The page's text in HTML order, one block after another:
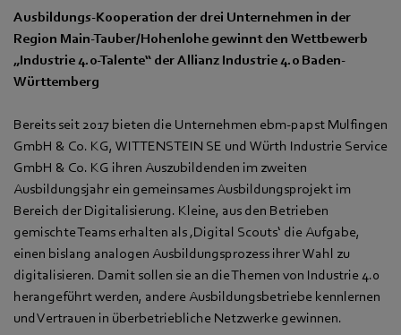
Ausbildungs-Kooperation der drei Unternehmen in der
Region Main-Tauber/Hohenlohe gewinnt den Wettbewerb
„Industrie 4.0-Talente“ der Allianz Industrie 4.0 Baden-
Württemberg
Bereits seit 2017 bieten die Unternehmen ebm-papst Mulfingen
GmbH & Co. KG, WITTENSTEIN SE und Würth Industrie Service
GmbH & Co. KG ihren Auszubildenden im zweiten
Ausbildungsjahr ein gemeinsames Ausbildungsprojekt im
Bereich der Digitalisierung. Kleine, aus den Betrieben
gemischte Teams erhalten als ‚Digital Scouts‘ die Aufgabe,
einen bislang analogen Ausbildungsprozess ihrer Wahl zu
digitalisieren. Damit sollen sie an die Themen von Industrie 4.0
herangeführt werden, andere Ausbildungsbetriebe kennlernen
und Vertrauen in überbetriebliche Netzwerke gewinnen.